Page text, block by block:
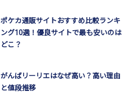
ポケカ通販サイトおすすめ比較ランキ
ング10選！優良サイトで最も安いのは
どこ？
がんばリーリエはなぜ高い？高い理由
と値段推移